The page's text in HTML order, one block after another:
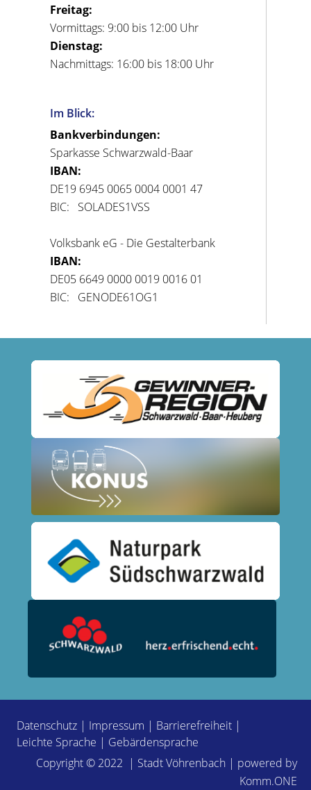
Freitag:
Vormittags: 9:00 bis 12:00 Uhr
Dienstag:
Nachmittags: 16:00 bis 18:00 Uhr
Im Blick:
Bankverbindungen:
Sparkasse Schwarzwald-Baar
IBAN:
DE19 6945 0065 0004 0001 47
BIC: SOLADES1VSS
Volksbank eG - Die Gestalterbank
IBAN:
DE05 6649 0000 0019 0016 01
BIC: GENODE61OG1
Datenschutz | Impressum | Barrierefreiheit |
Leichte Sprache | Gebärdensprache
Copyright © 2022 | Stadt Vöhrenbach | powered by
Komm.ONE